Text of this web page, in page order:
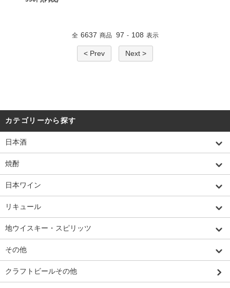
全 6637 商品 97 - 108 表示
< Prev Next >
カテゴリーから探す
日本酒
焼酎
日本ワイン
リキュール
地ウイスキー・スピリッツ
その他
クラフトビールその他